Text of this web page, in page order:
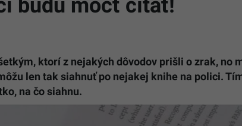
budú môcť čítať!
ktorí z nejakých dôvodov prišli o zrak, no
len tak siahnuť po nejakej knihe na polici.
na čo siahnu.